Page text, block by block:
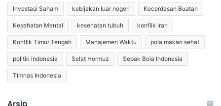
Investasi Saham kebijakan luar negeri Kecerdasan Buatan
Kesehatan Mental kesehatan tubuh konflik iran
Konflik Timur Tengah Manajemen Waktu pola makan sehat
politik indonesia Selat Hormuz Sepak Bola Indonesia
Timnas Indonesia
Arsip